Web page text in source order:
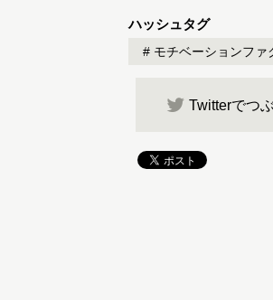
ハッシュタグ
モチベーションファ
Twitterでつ